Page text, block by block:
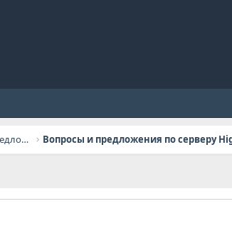
General Questions / Общие Вопросы и Предложения
таблицу